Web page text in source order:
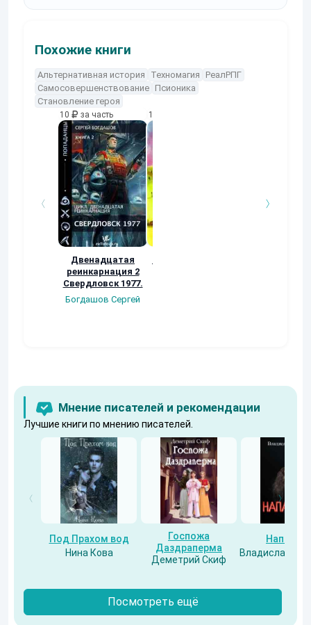
Похожие книги
Альтернативная история Техномагия
РеалРПГ
Самосовершенствование Псионика
Становление героя
10 за часть
Двенадцатая
реинкарнация 2
Свердловск 1977.
Богдашов Сергей
10
Мнение писателей и рекомендации
Лучшие книги по мнению писателей.
Под Прахом вод
Нина Кова
Госпожа
Даздраперма
Деметрий Скиф
Напарник
Владислав
Посмотреть ещё